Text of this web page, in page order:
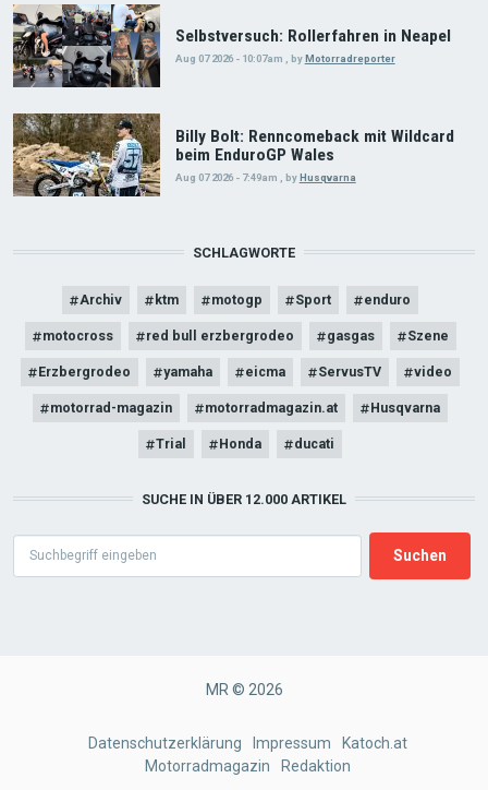
Selbstversuch: Rollerfahren in Neapel
Aug 07 2026 - 10:07am byMotorradreporter
Billy Bolt: Renncomeback mit Wildcard
beim EnduroGP Wales
Aug 07 2026 - 7:49am , by Husqvarna
SCHLAGWORTE
Archiv ktm motogp Sport enduro
motocross red bull erzbergrodeo gasgas Szene
Erzbergrodeo yamaha eicma ServusTV video
motorrad-magazin motorradmagazin.at Husqvarna
Trial Honda ducati
SUCHE IN ÜBER 12.000 ARTIKEL
MR © 2026
Datenschutzerklärung Impressum
Katoch.at
Motorradmagazin
Redaktion